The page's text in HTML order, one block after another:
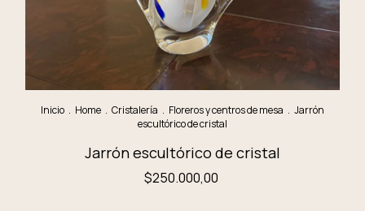
Inicio . Home . Cristalería . Floreros y centros de mesa . Jarrón
escultórico de cristal
Jarrón escultórico de cristal
$250.000,00